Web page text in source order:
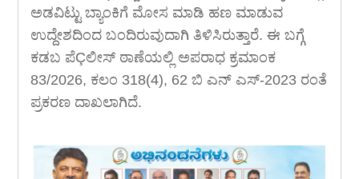
ಅಡವಿಟ್ಟು ಬ್ಯಾಂಕಿಗೆ ಮೋಸ ಮಾಡಿ ಹಣ ಮಾಡುವ
ಉದ್ದೇಶದಿಂದ ಬಂದಿರುವುದಾಗಿ ತಿಳಿಸಿರುತ್ತಾರೆ. ಈ ಬಗ್ಗೆ
ಕಡಬ ಪೆÇಲೀಸ್ ಠಾಣೆಯಲ್ಲಿ ಅಪರಾಧ ಕ್ರಮಾಂಕ
83/2026, ಕಲಂ 318(4), 62 ಬಿ ಎನ್ ಎಸ್-2023 ರಂತೆ
ಪ್ರಕರಣ ದಾಖಲಾಗಿದೆ.